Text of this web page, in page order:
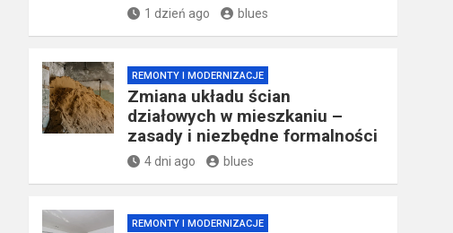
1 dzień ago blues
REMONTY I MODERNIZACJE
Zmiana układu ścian
działowych w mieszkaniu –
zasady i niezbędne formalności
4 dni ago blues
REMONTY I MODERNIZACJE